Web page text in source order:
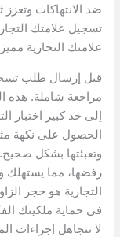
ضد الانتهاكات
تسجيل علامتك
علامتك التجارية
قبل إرسال طلب
مراجعة شاملة. هذه
إلى حد كبير اختبار
الحصول على نكهة
وتعبئتها بشكل صحيح.
رفضها، مما يستهلك
التجارية هو حجر
في حماية ملكيتك
لا تتجاهل إجراءات